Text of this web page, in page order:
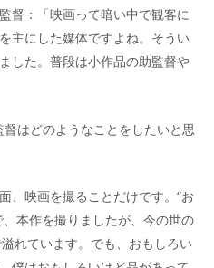
督：「映画って暗い中で観客に
主にした媒体ですよね。そうい
した。普段は小作品の助監督や
はどのようなことをしたいと思
、映画を撮ることだけです。“お
本作を撮りましたが、今の世の
れています。でも、おもしろい